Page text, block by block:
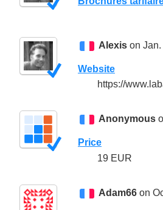
Alexis on Jan.
Website
https://
Anonymous
Price
19 EUR
Adam66 on